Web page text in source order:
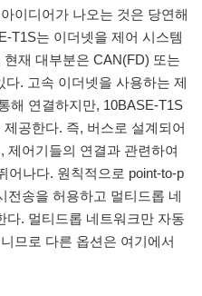
이디어가 나오는 것은 당연해
T1S는 이더넷을 제어 시스템
재 대부분은 CAN(FD) 또는
. 고속 이더넷을 사용하는 제
해 연결하지만, 10BASE-T1S
공한다. 즉, 버스로 설계되어
제어기들의 연결과 관련하여
어나다. 원칙적으로 point-to-p
전송을 허용하고 멀티드롭 네
다. 멀티드롭 네트워크만 자동
므로 다른 옵션은 여기에서